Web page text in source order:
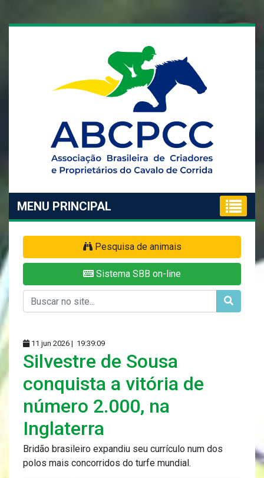
MENU PRINCIPAL
Pesquisa de animais
Sistema SBB on-line
11 jun 2026 | 19:39:09
Silvestre de Sousa
conquista a vitória de
número 2.000, na
Inglaterra
Bridão brasileiro expandiu seu currículo num dos
polos mais concorridos do turfe mundial.